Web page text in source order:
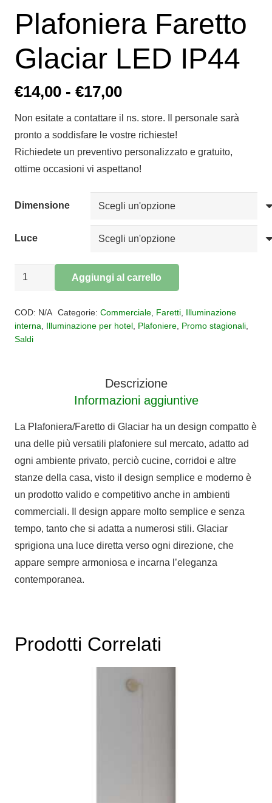
Plafoniera Faretto
Glaciar LED IP44
€14,00 - €17,00Fascia
prezzo:
da
€14,00
a
€17,00
Non esitate a contattare il ns. store. Il personale sarà
pronto a soddisfare le vostre richieste!
Richiedete un preventivo personalizzato e gratuito,
ottime occasioni vi aspettano!
Dimensione
Luce
Plafoniera
LED
IP44
Aggiungi al carrello
COD: N/A Categorie: Commerciale, Faretti, Illuminazione
interna
Illuminazione per hotel Plafoniere Promo stagionali
Saldi
Descrizione
Informazioni aggiuntive
La Plafoniera/Faretto di Glaciar ha un design compatto è
una delle più versatili plafoniere sul mercato, adatto ad
ogni ambiente privato, perciò cucine, corridoi e altre
stanze della casa, visto il design semplice e moderno è
un prodotto valido e competitivo anche in ambienti
commerciali. Il design appare molto semplice e senza
tempo, tanto che si adatta a numerosi stili. Glaciar
sprigiona una luce diretta verso ogni direzione, che
appare sempre armoniosa e incarna l’eleganza
contemporanea.
Prodotti Correlati